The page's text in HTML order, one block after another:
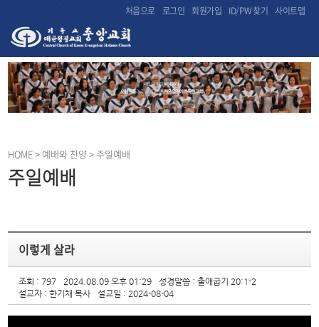
처음으로 로그인 회원가입 ID/PW 찾기 사이트맵
HOME> 예배와 찬양 > 주일예배
주일예배
이렇게 살라
조회 : 797 2024.08.09 오후 01:29
성경말씀 : 출애굽기 20:1-2
설교자 : 한기채 목사
설교일 : 2024-08-04